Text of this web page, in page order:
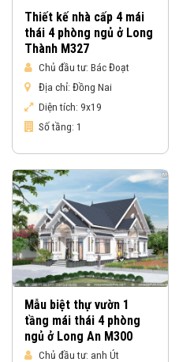
Thiết kế nhà cấp 4 mái
thái 4 phòng ngủ ở Long
Thành M327
Chủ đầu tư: Bác Đoạt
Địa chỉ: Đồng Nai
Diện tích: 9x19
Số tầng: 1
Mẫu biệt thự vườn 1
tầng mái thái 4 phòng
ngủ ở Long An M300
Chủ đầu tư: anh Út